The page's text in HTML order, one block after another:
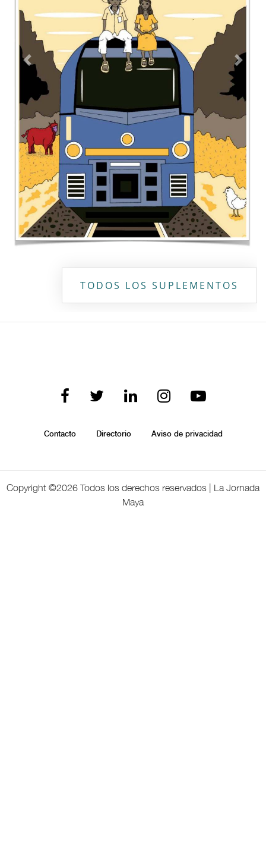
Contacto Directorio Aviso de privacidad
Copyright ©2026 Todos los derechos reservados | La Jornada
Maya